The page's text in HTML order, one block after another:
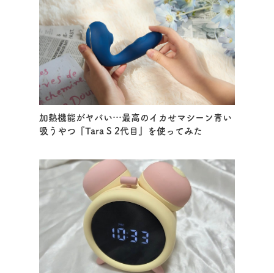
加熱機能がヤバい…最高のイカせマシーン青い
吸うやつ『Tara S 2代目』を使ってみた